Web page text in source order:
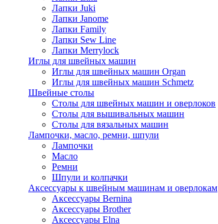
Лапки Juki
Лапки Janome
Лапки Family
Лапки Sew Line
Лапки Merrylock
Иглы для швейных машин
Иглы для швейных машин Organ
Иглы для швейных машин Schmetz
Швейные столы
Столы для швейных машин и оверлоков
Столы для вышивальных машин
Столы для вязальных машин
Лампочки, масло, ремни, шпули
Лампочки
Масло
Ремни
Шпули и колпачки
Аксессуары к швейным машинам и оверлокам
Аксессуары Bernina
Аксессуары Brother
Аксессуары Elna